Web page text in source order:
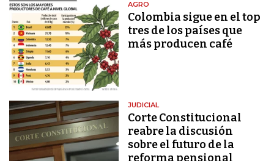
AGRO
Colombia sigue en el top
tres de los países que
más producen café
JUDICIAL
Corte Constitucional
reabre la discusión
sobre el futuro de la
reforma pensional